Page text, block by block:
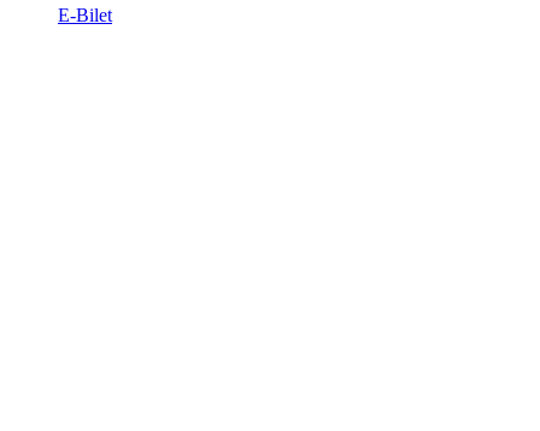
E-Bilet